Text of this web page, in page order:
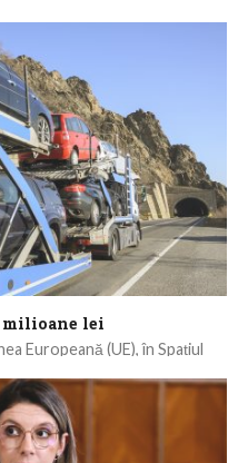
decizia conducerii
din...
milioane lei
Europeană (UE), în Spațiul